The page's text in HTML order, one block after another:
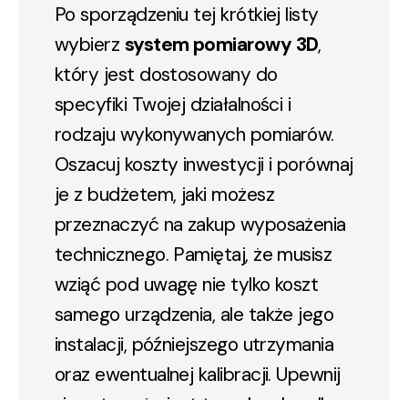
Po sporządzeniu tej krótkiej listy
wybierz system pomiarowy 3D,
który jest dostosowany do
specyfiki Twojej działalności i
rodzaju wykonywanych pomiarów.
Oszacuj koszty inwestycji i porównaj
je z budżetem, jaki możesz
przeznaczyć na zakup wyposażenia
technicznego. Pamiętaj, że musisz
wziąć pod uwagę nie tylko koszt
samego urządzenia, ale także jego
instalacji, późniejszego utrzymania
oraz ewentualnej kalibracji. Upewnij